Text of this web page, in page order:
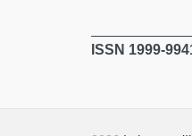
ISSN 1999-